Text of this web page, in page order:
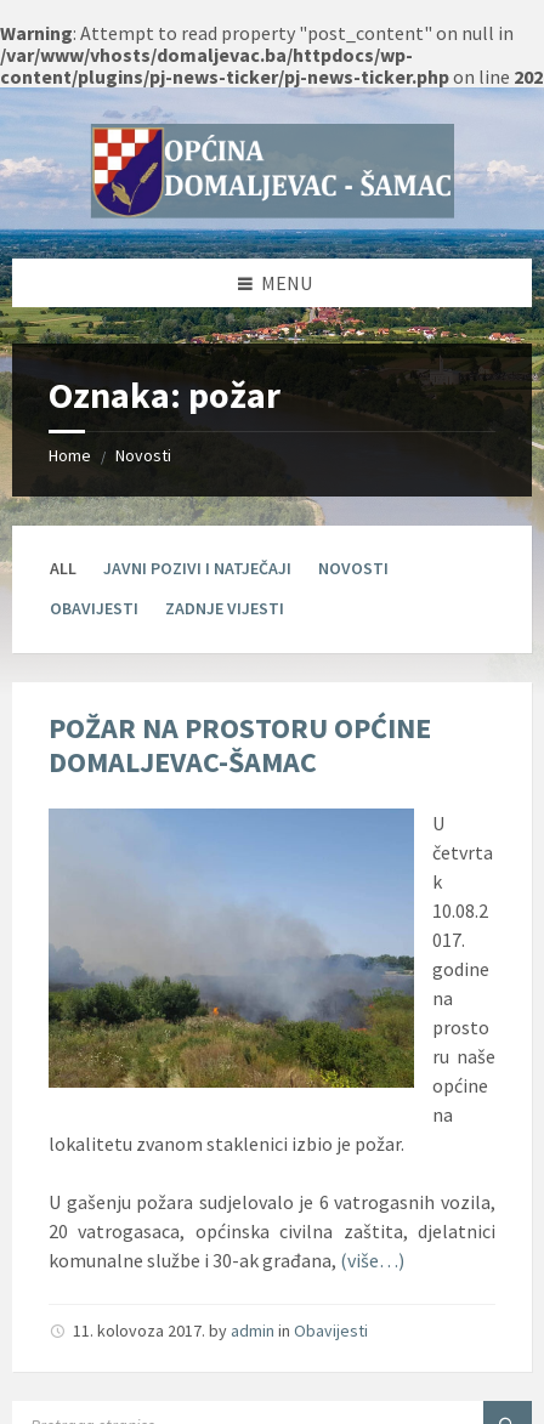
Warning: Attempt to read property "post_content" on null in
/var/www/vhosts/domaljevac.ba/httpdocs/wp-
content/plugins/pj-news-ticker/pj-news-ticker.phpon line 202
Skip
to
Skip
to
sidebar
Skip
to
sidebar
Skip
to
MENU
Oznaka: požar
Home / Novosti
ALL JAVNI POZIVI I NATJEČAJI
NOVOSTI
OBAVIJESTI
ZADNJE VIJESTI
POŽAR NA PROSTORU OPĆINE
DOMALJEVAC-ŠAMAC
U
četvrta
k
10.08.2
017.
godine
na
prosto
ru naše
općine
na
lokalitetu zvanom staklenici izbio je požar.
U gašenju požara sudjelovalo je 6 vatrogasnih vozila,
20 vatrogasaca, općinska civilna zaštita, djelatnici
komunalne službe i 30-ak građana, (više…)
11. kolovoza 2017. by admin in Obavijesti